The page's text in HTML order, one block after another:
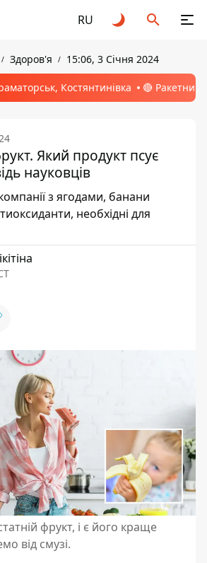
RU
Здоров'я 15:06, 3 Січня 2024
Костянтинівка 🔴 Ракетний
Який продукт псує
науковців
з ягодами, банани
необхідні для
фрукт, і є його краще
від смузі.